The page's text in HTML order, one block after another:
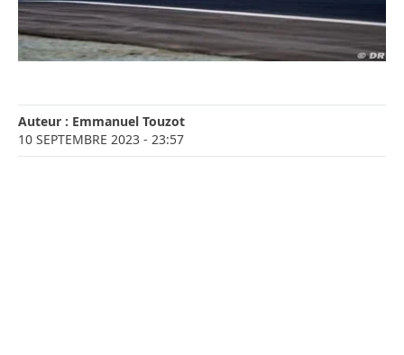
Auteur : Emmanuel Touzot
10 SEPTEMBRE 2023 - 23:57